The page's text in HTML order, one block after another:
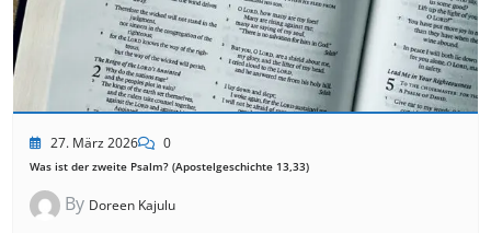
27. März 2026 0
Was ist der zweite Psalm? (Apostelgeschichte 13,33)
By Doreen Kajulu